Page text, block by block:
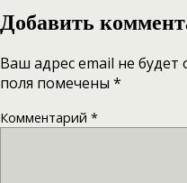
Добавить
Ваш адрес email не будет
поля помечены *
Комментарий *